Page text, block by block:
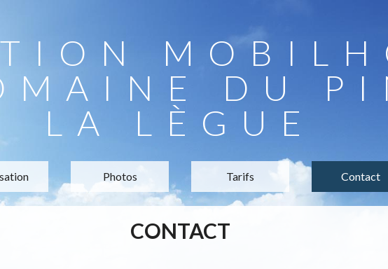
DU
LA LÈGUE
Photos Tarifs Contact
CONTACT